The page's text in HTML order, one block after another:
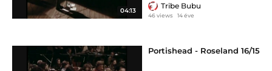
04:13
Tribe Bubu
46 views 14 éve
Portishead - Roseland 16/15